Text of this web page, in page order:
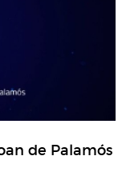
de Palamós